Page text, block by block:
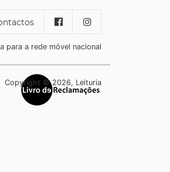
para a rede móvel nacional
Copyright © 2026, Leituria